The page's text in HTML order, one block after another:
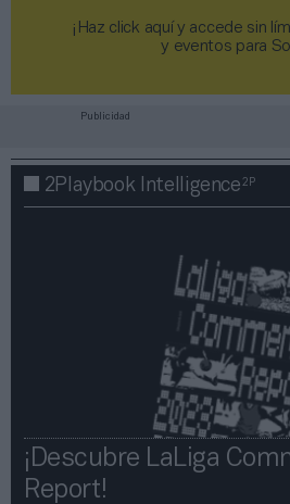
¡Haz click aquí y accede sin
y eventos para
Publicidad
2Playbook Intelligence2P
¡Descubre LaLiga
Report!​​